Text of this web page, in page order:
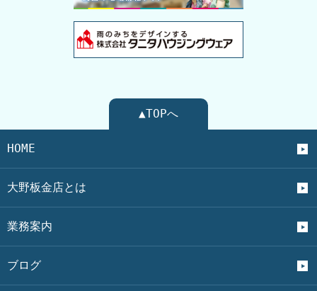
▲TOPへ
HOME
大野板金店とは
業務案内
ブログ